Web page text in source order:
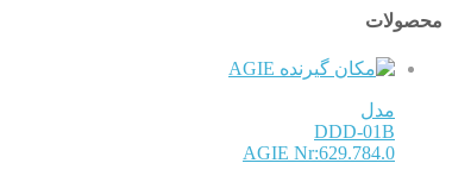
محصولات
AGIE
مدل
DDD-01B
AGIE Nr:629.784.0